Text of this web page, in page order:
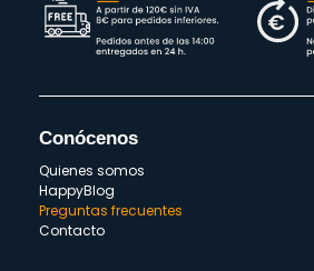
Conócenos
Quienes somos
HappyBlog
Preguntas frecuentes
Contacto